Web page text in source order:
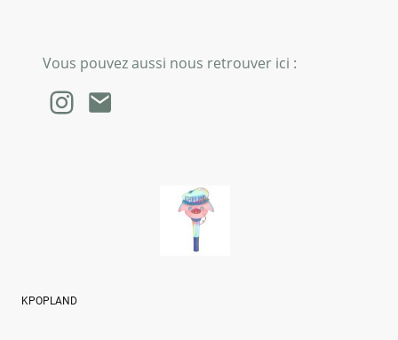
Vous pouvez aussi nous retrouver ici :
KPOPLAND